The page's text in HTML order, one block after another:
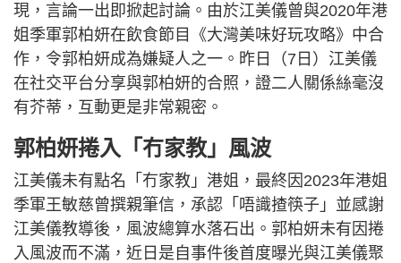
現，言論一出即掀起討論。由於江美儀曾與2020年港
姐季軍郭柏妍在飲食節目《大灣美味好玩攻略》中合
作，令郭柏妍成為嫌疑人之一。昨日（7日）江美儀
在社交平台分享與郭柏妍的合照，證二人關係絲毫沒
有芥蒂，互動更是非常親密。
郭柏妍捲入「冇家教」風波
江美儀未有點名「冇家教」港姐，最終因2023年港姐
季軍王敏慈曾撰親筆信，承認「唔識揸筷子」並感謝
江美儀教導後，風波總算水落石出。郭柏妍未有因捲
入風波而不滿，近日是自事件後首度曝光與江美儀聚